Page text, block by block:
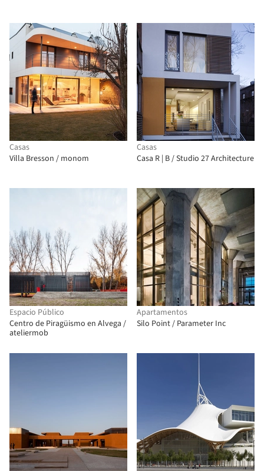
Casas
Villa Bresson / monom
Casas
Casa R | B / Studio 27 Architecture
Espacio Público
Centro de Piragüismo en Alvega /
ateliermob
Apartamentos
Silo Point / Parameter Inc